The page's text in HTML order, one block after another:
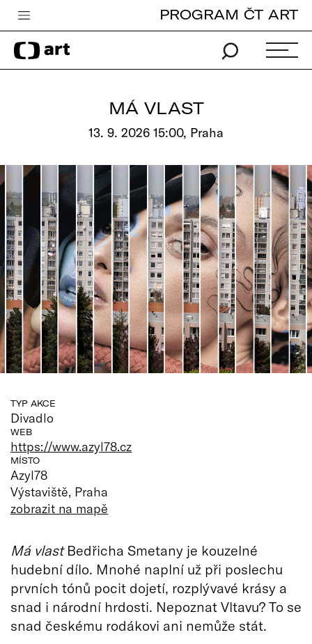
Česká televize
Zpravodajství
Pro děti
edu
Vše o ČT
PROGRAM ČT ART
MÁ VLAST
13. 9. 2026 15:00, Praha
TYP AKCE
Divadlo
WEB
https://www.azyl78.cz
MÍSTO
Azyl78
Výstaviště, Praha
zobrazit na mapě
Má vlastBedřicha Smetany je kouzelné
hudební dílo. Mnohé naplní už při poslechu
prvních tónů pocit dojetí, rozplývavé krásy a
snad i národní hrdosti. Nepoznat Vltavu? To se
snad českému rodákovi ani nemůže stát.